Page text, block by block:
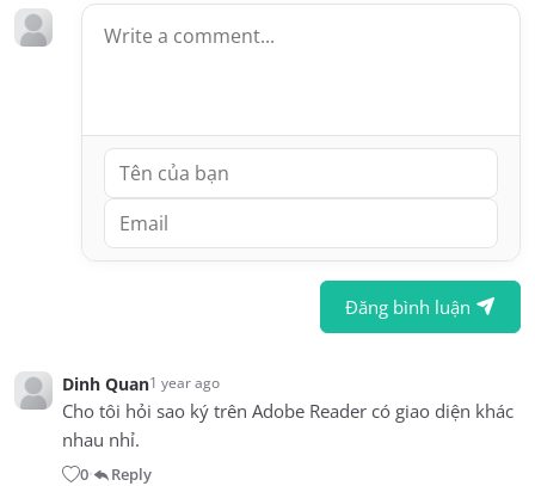
Đăng bình luận
Dinh Quan1 year ago
Cho tôi hỏi sao ký trên Adobe Reader có giao diện khác
nhau nhỉ.
0• Reply